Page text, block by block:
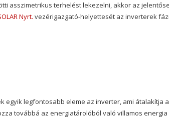
asszimetrikus terhelést lekezelni, akkor az
Nyrt. vezérigazgató-helyettesét az inverterek
egyik legfontosabb eleme az inverter, ami átalakítja
továbbá az energiatárolóból való villamos energia